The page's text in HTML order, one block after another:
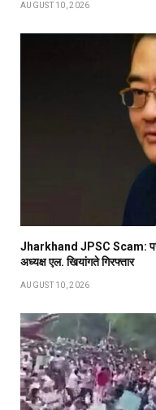
AUGUST 10, 2026
Jharkhand JPSC Scam:
अध्यक्ष एल. खियांगते गिरफ्तार
AUGUST 10, 2026